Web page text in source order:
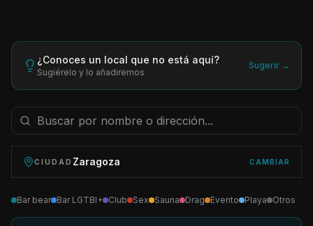
¿Conoces un local que no está aquí?
Sugiérelo y lo añadiremos
Sugerir →
CIUDAD Zaragoza CAMBIAR
Bar bear Bar LGTBI+ Club Sex Sauna Drag Evento Playa Otros